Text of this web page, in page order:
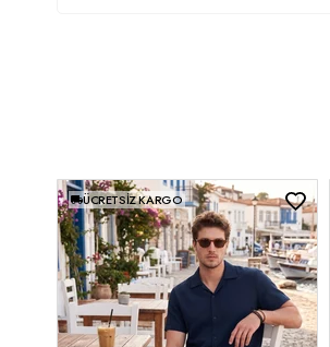
ÜCRETSIZ KARGO